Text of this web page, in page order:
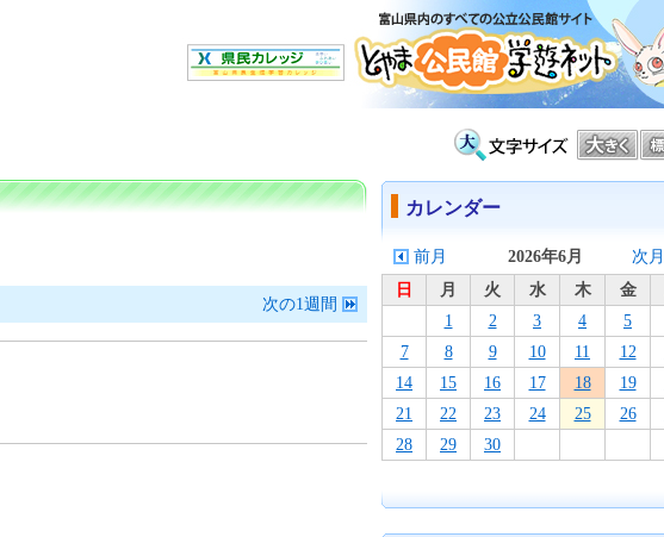
次の1週間
カレンダー
前月 2026年6月
次月
日
月 火 水 木 金
1
2 3 4 5
7
8 9 10 11 12
14
15 16 17 18 19
21
22 23 24 25 26
28
29 30